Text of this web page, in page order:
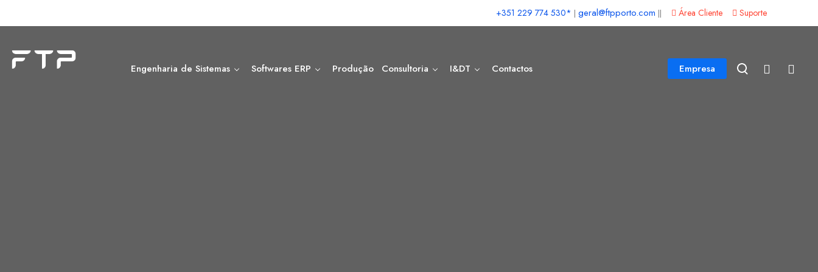
+351 229 774 530* | geral@ftpporto.com || Área Cliente Suporte
Engenharia de Sistemas Softwares ERP Produção Consultoria I&DT Contactos Empresa